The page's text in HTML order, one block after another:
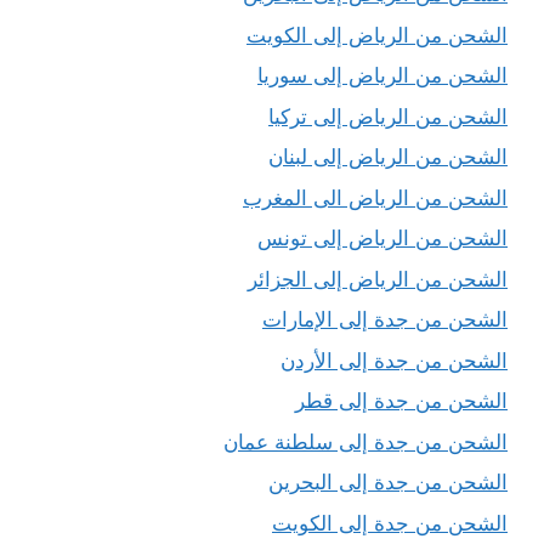
الشحن من الرياض إلى الكويت
الشحن من الرياض إلى سوريا
الشحن من الرياض إلى تركيا
الشحن من الرياض إلى لبنان
الشحن من الرياض الى المغرب
الشحن من الرياض إلى تونس
الشحن من الرياض إلى الجزائر
الشحن من جدة إلى الإمارات
الشحن من جدة إلى الأردن
الشحن من جدة إلى قطر
الشحن من جدة إلى سلطنة عمان
الشحن من جدة إلى البحرين
الشحن من جدة إلى الكويت